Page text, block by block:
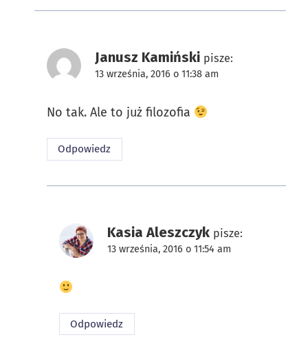
Janusz Kamiński pisze:
13 września, 2016 o 11:38 am
No tak. Ale to już filozofia
Odpowiedz
Kasia Aleszczyk pisze:
13 września, 2016 o 11:54 am
Odpowiedz